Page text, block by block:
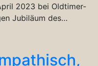
2023 bei Oldtimer-
Jubiläum des…